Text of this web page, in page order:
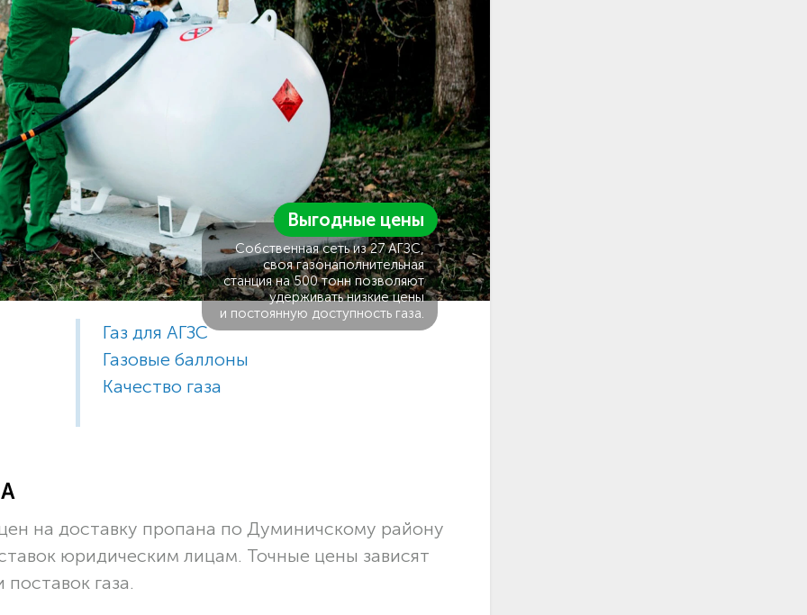
Выгодные цены
Собственная сеть из 27 АГЗС,
своя газонаполнительная
станция на 500 тонн позволяют
удерживать низкие цены
и постоянную доступность газа.
Газ для АГЗС
Газовые баллоны
Качество газа
на доставку пропана по Думиничскому району
юридическим лицам. Точные цены зависят
газа.